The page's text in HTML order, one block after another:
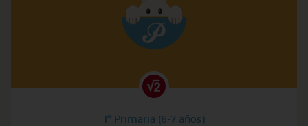
1º Primaria (6-7 años)